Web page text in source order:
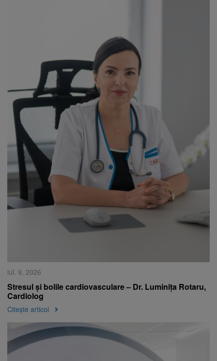
iul. 9, 2026
Stresul și bolile cardiovasculare – Dr. Luminița Rotaru,
Cardiolog
Citește articol